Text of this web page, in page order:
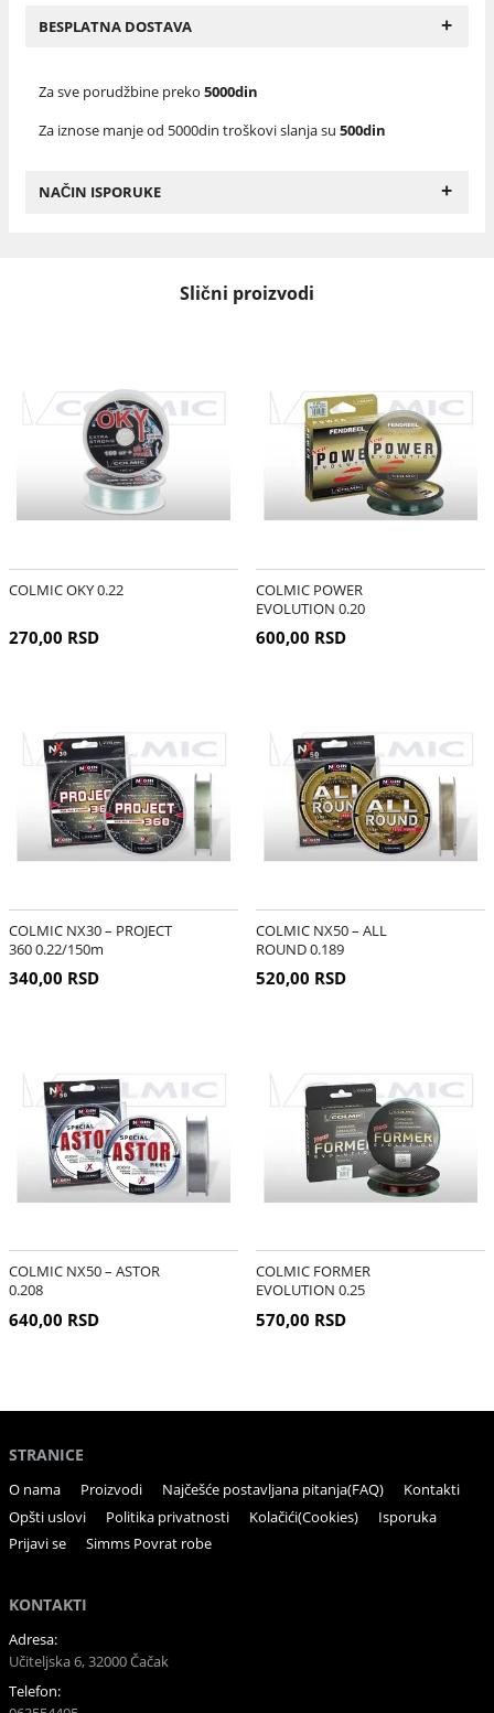
BESPLATNA DOSTAVA +
Za sve porudžbine preko 5000din
Za iznose manje od 5000din troškovi slanja su 500din
NAČIN ISPORUKE +
Slični proizvodi
COLMIC OKY 0.22
270,00 RSD
COLMIC POWER
EVOLUTION 0.20
600,00 RSD
COLMIC NX30 – PROJECT
360 0.22/150m
340,00 RSD
COLMIC NX50 – ALL
ROUND 0.189
520,00 RSD
COLMIC NX50 – ASTOR
0.208
640,00 RSD
COLMIC FORMER
EVOLUTION 0.25
570,00 RSD
STRANICE
O nama Proizvodi Najčešće postavljana pitanja(FAQ)
Kontakti
Opšti uslovi
Politika privatnosti Kolačići(Cookies)
Isporuka
Prijavi se
Simms Povrat robe
KONTAKTI
Adresa:
Učiteljska 6, 32000 Čačak
Telefon: